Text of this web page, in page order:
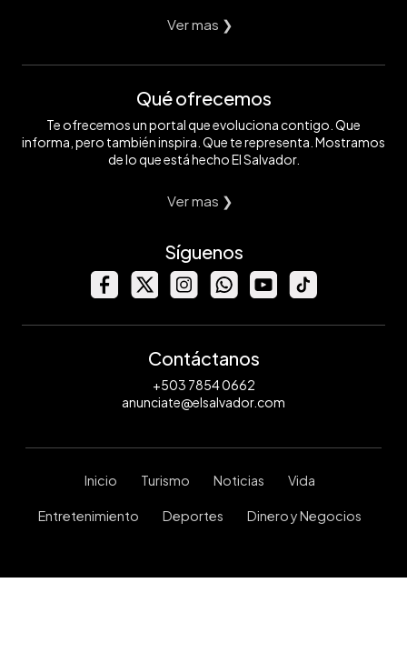
Ver mas ❯
Qué ofrecemos
Te ofrecemos un portal que evoluciona contigo. Que
informa, pero también inspira. Que te representa. Mostramos
de lo que está hecho El Salvador.
Ver mas ❯
Síguenos
Contáctanos
+503 7854 0662
anunciate@elsalvador.com
Inicio Turismo Noticias Vida
Entretenimiento Deportes Dinero y Negocios